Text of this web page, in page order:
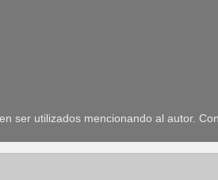
ser utilizados mencionando al autor.